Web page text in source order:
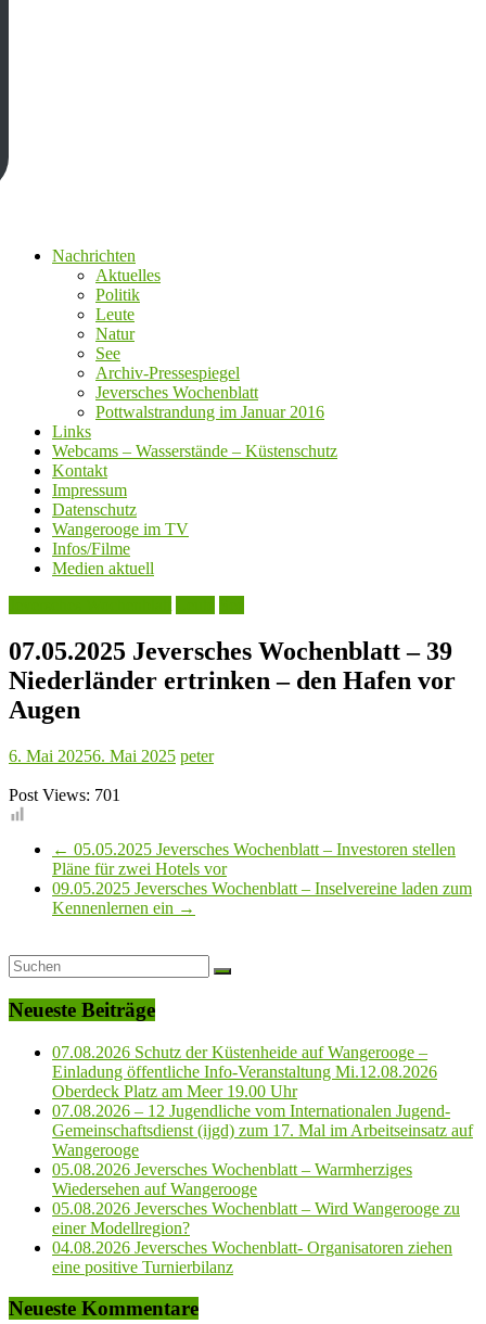
Nachrichten
Aktuelles
Politik
Leute
Natur
See
Archiv-Pressespiegel
Jeversches Wochenblatt
Pottwalstrandung im Januar 2016
Links
Webcams – Wasserstände – Küstenschutz
Kontakt
Impressum
Datenschutz
Wangerooge im TV
Infos/Filme
Medien aktuell
07.05.2025 Jeversches Wochenblatt – 39
Niederländer ertrinken – den Hafen vor
Augen
6. Mai 20256. Mai 2025 peter
Post Views: 701
← 05.05.2025 Jeversches Wochenblatt – Investoren stellen
Pläne für zwei Hotels vor
09.05.2025 Jeversches Wochenblatt – Inselvereine laden zum
Kennenlernen ein →
Neueste Beiträge
07.08.2026 Schutz der Küstenheide auf Wangerooge –
Einladung öffentliche Info-Veranstaltung Mi.12.08.2026
Oberdeck Platz am Meer 19.00 Uhr
07.08.2026 – 12 Jugendliche vom Internationalen Jugend-
Gemeinschaftsdienst (ijgd) zum 17. Mal im Arbeitseinsatz auf
Wangerooge
05.08.2026 Jeversches Wochenblatt – Warmherziges
Wiedersehen auf Wangerooge
05.08.2026 Jeversches Wochenblatt – Wird Wangerooge zu
einer Modellregion?
04.08.2026 Jeversches Wochenblatt- Organisatoren ziehen
eine positive Turnierbilanz
Neueste Kommentare